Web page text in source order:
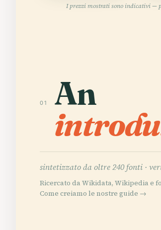
I prezzi mostrati sono indicativi —
01 An
sintetizzato da oltre 240 fonti ·
Ricercato da Wikidata, Wikipedia e
Come creiamo le nostre guide →